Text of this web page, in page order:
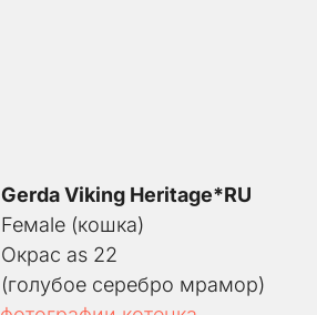
Gerda Viking Heritage*RU
Feмale (кошка)
Окрас as 22
(голубое серебро мрамор)